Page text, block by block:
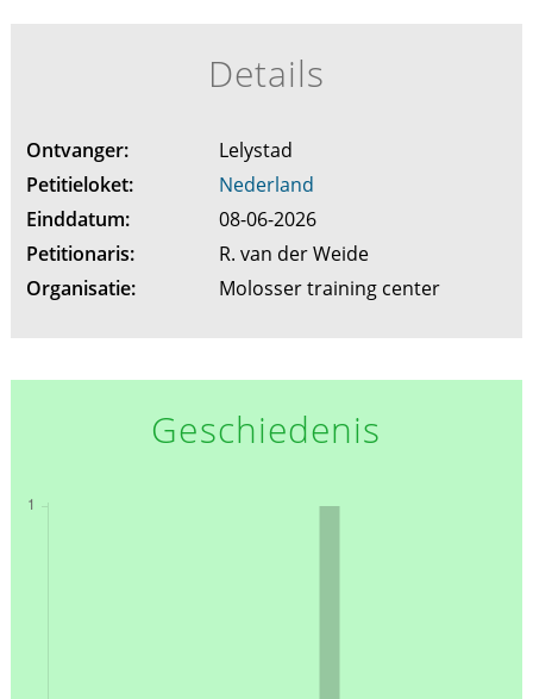
Details
Ontvanger:
Lelystad
Petitieloket:
Nederland
Einddatum:
08-06-2026
Petitionaris:
R. van der Weide
Organisatie:
Molosser training center
Geschiedenis